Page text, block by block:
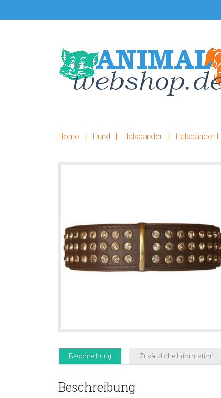
to
Fußzeile
Home | Hund | Halsbander | Halsbänder
Beschreibung Zusätzliche Information
Beschreibung